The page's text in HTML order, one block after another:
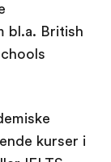
bl.a. British
kurser i